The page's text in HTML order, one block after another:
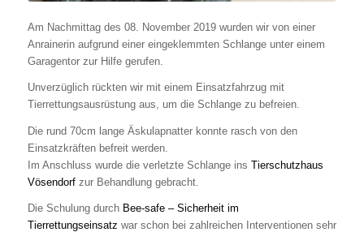
Am Nachmittag des 08. November 2019 wurden wir von einer
Anrainerin aufgrund einer eingeklemmten Schlange unter einem
Garagentor zur Hilfe gerufen.
Unverzüglich rückten wir mit einem Einsatzfahrzug mit
Tierrettungsausrüstung aus, um die Schlange zu befreien.
Die rund 70cm lange Äskulapnatter konnte rasch von den
Einsatzkräften befreit werden.
Im Anschluss wurde die verletzte Schlange ins Tierschutzhaus
Vösendorfzur Behandlung gebracht.
Die Schulung durch Bee-safe – Sicherheit im
Tierrettungseinsatz war schon bei zahlreichen Interventionen sehr